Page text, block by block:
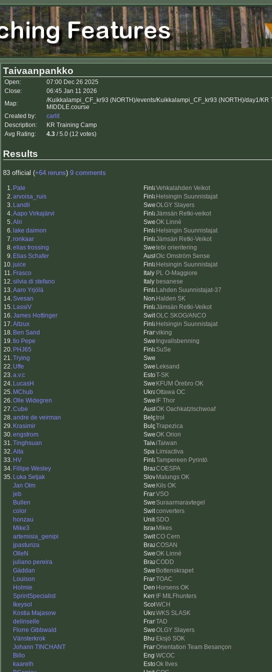
Taivaanpankko
Open:
07:00 Dec 26 2025
Close:
06:45 Jan 11 2026
Map:
/Kuikkalampi_CF_kr93 (NORTH)/events/Kuikkalampi_CF_kr93 (NORTH)/day1/KR
MIDDLE.course
Created by:
carlit
Description:
KR Training Camp
Avg Rating:
4.3 / 5.0 (12 votes)
Results
83 official (+64 reruns) 9 comments
1. Pale Vehkalahden Veikot
2.arvoisa_ruis Helsingin Suunnistajat
3. Landli OLGY Slayers
4.Aapo Virkajärvi Jämsän Retki-veikot
5.Alri OK Linné
6. lake daimon Helsingin Suunnistajat
7.ronkaar Jämsän Retki-Veikot
8.elias trossing tebi orientering
9. Elias Schafer Olc Omström Sense
10.juice Helsingin Suunnistajat
11. Frasco PL O-Maggiore
12.silvia di stefano besanese
13.Aaro Yrjölä Lahden Suunnistajat-37
14.Svesan Halden SK
15. LassiV Jämsän Retki-Veikot
16.James Hottinger OLC SKOG/ANCO
17.Altzux Helsingin Suunnistajat
18. Ben Sand viking
19.tio Pepe Ingvallsbenning
20. PHJ65 SuSe
21.Trying
22. Uffe Leksand
23.a.v.c T-SK
24. LucasH KFUM Örebro OK
25. MChub Ottawa OC
26.Olle Widegren IF Thor
27.Cube OK Oachkatzlschwoaf
28.andre de veirman trol
29. Krasimir Trapezica
30.engstrom OK Orion
31.Tinghsuan iTaiwan
32.Aita Limiactiva
33. HV Tampereen Pyrintö
34. Fillipe Wesley COESPA
35. Luka Seljak Malungs OK
Jan Olm
Kils OK
jeb
VSO
Bullen
Suraarmaravtegel
color
converters
honzau
SDO
Mike3
Mikes
artemisia_genipi
CO Cern
jpasturiza
COSAN
OlleN
OK Linné
juliano pereira
CODD
Gäddan
Bottenskrapet
Louison
TOAC
Holmie
Horsens OK
SprintSpecialist
IF MILFhunters
Ikeysol
WCH
Kostia Majasow
WKS SLASK
delinselle
TAD
Florre Gibbwald
OLGY Slayers
Vänsterkrok
Eksjö SOK
Johann TINCHANT
Orientation Team Besançon
Billo
WCOC
kaarelh
Ok Ilves